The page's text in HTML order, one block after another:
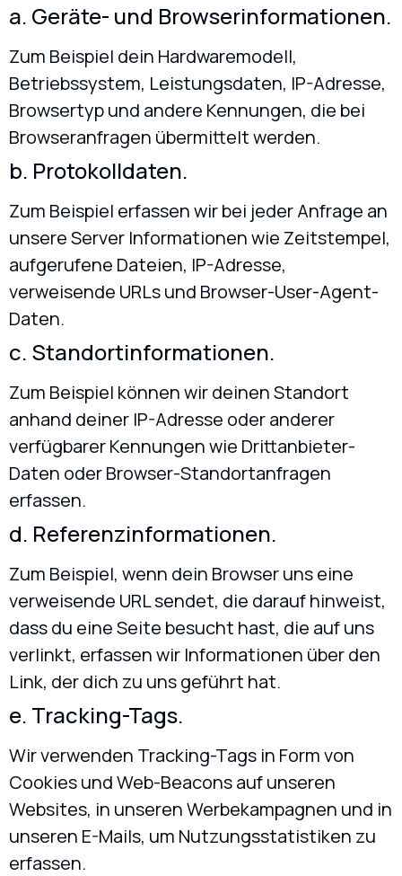
a. Geräte- und Browserinformationen.
Zum Beispiel dein Hardwaremodell,
Betriebssystem, Leistungsdaten, IP-Adresse,
Browsertyp und andere Kennungen, die bei
Browseranfragen übermittelt werden.
b. Protokolldaten.
Zum Beispiel erfassen wir bei jeder Anfrage an
unsere Server Informationen wie Zeitstempel,
aufgerufene Dateien, IP-Adresse,
verweisende URLs und Browser-User-Agent-
Daten.
c. Standortinformationen.
Zum Beispiel können wir deinen Standort
anhand deiner IP-Adresse oder anderer
verfügbarer Kennungen wie Drittanbieter-
Daten oder Browser-Standortanfragen
erfassen.
d. Referenzinformationen.
Zum Beispiel, wenn dein Browser uns eine
verweisende URL sendet, die darauf hinweist,
dass du eine Seite besucht hast, die auf uns
verlinkt, erfassen wir Informationen über den
Link, der dich zu uns geführt hat.
e. Tracking-Tags.
Wir verwenden Tracking-Tags in Form von
Cookies und Web-Beacons auf unseren
Websites, in unseren Werbekampagnen und in
unseren E-Mails, um Nutzungsstatistiken zu
erfassen.